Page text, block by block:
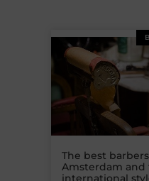
The best
Amsterdam and
international